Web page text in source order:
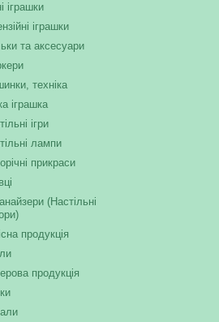
іграшки
іграшки
та аксесуари
техніка
іграшка
ігри
лампи
прикраси
(Настільні
продукція
продукція